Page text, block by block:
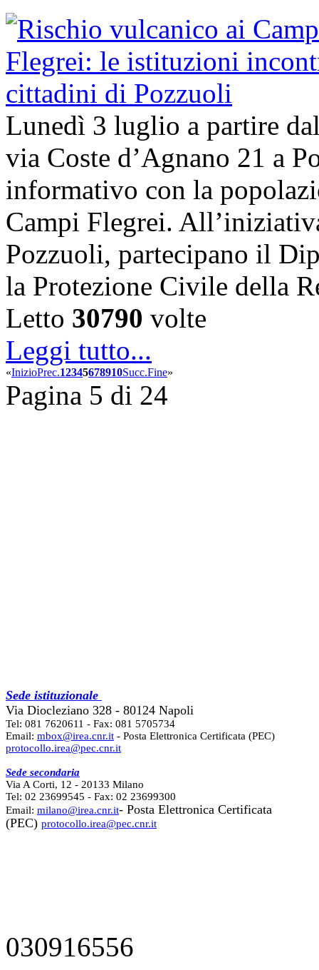
Lunedì 3 luglio a partire
via Coste d’Agnano 21 a
informativo con la
Campi Flegrei.
Pozzuoli, partecipano il
la Protezione Civile della
Letto 30790 volte
Leggi tutto...
«InizioPrec.12345678910Succ.Fine»
Pagina 5 di 24
Sede istituzionale
Via Diocleziano 328 - 80124 Napoli
Tel: 081 7620611 - Fax: 081 5705734
Email: mbox@irea.cnr.it - Posta Elettronica Certificata (PEC)
protocollo.irea@pec.cnr.it
Sede secondaria
Via A Corti, 12 - 20133 Milano
Tel: 02 23699545 - Fax: 02 23699300
Email: milano@irea.cnr.it- Posta Elettronica Certificata
(PEC) protocollo.irea@pec.cnr.it
030916556